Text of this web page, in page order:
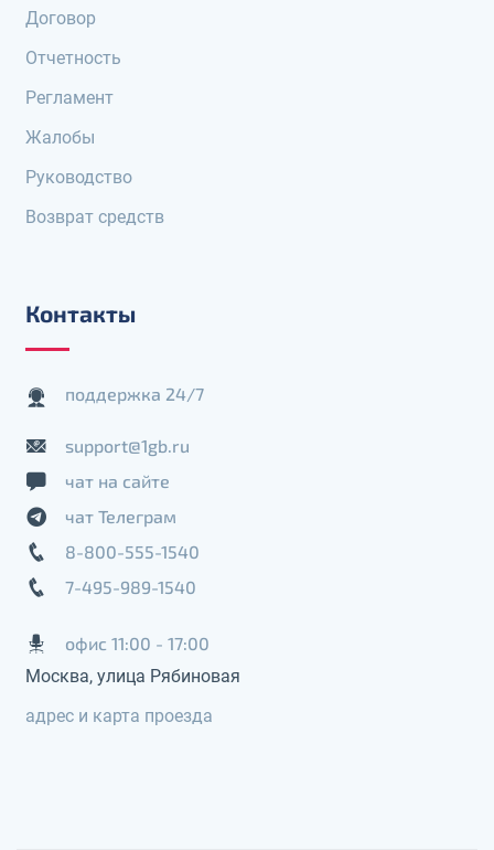
Договор
Отчетность
Регламент
Жалобы
Руководство
Возврат средств
Контакты
поддержка 24/7
support@1gb.ru
чат на сайте
чат Телеграм
8-800-555-1540
7-495-989-1540
офис 11:00 - 17:00
Москва, улица Рябиновая
адрес и карта проезда